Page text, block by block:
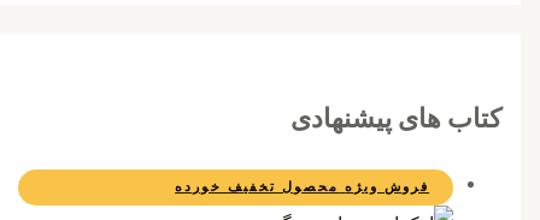
کتاب های پیشنهادی
فروش ویژه محصول تخفیف خورده